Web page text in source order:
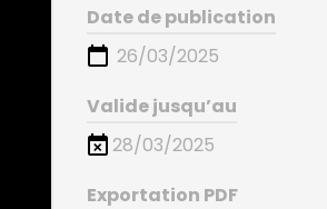
Date de publication
26/03/2025
Valide jusqu’au
28/03/2025
Exportation PDF